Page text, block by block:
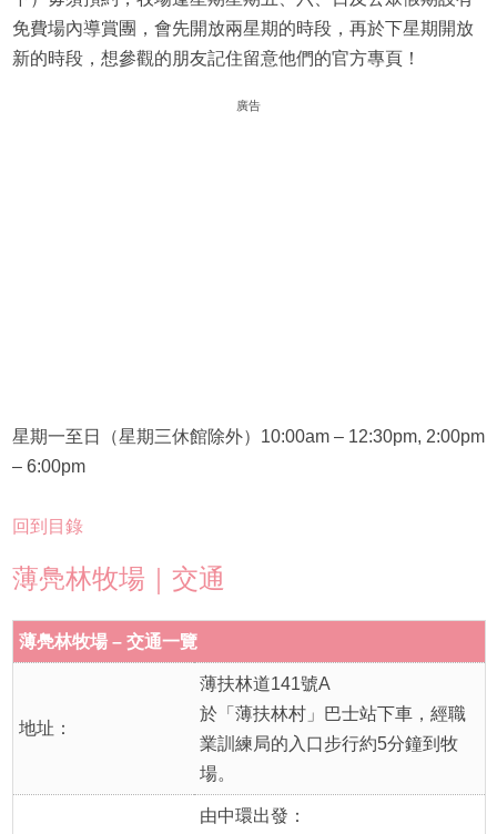
免費場內導賞團，會先開放兩星期的時段，再於下星期開放
新的時段，想參觀的朋友記住留意他們的官方專頁！
廣告
星期一至日（星期三休館除外）10:00am – 12:30pm, 2:00pm
– 6:00pm
回到目錄
薄鳧林牧場｜交通
薄鳧林牧場 – 交通一覽
地址：
薄扶林道141號A
於「薄扶林村」巴士站下車，經職
業訓練局的入口步行約5分鐘到牧
場。
由中環出發：